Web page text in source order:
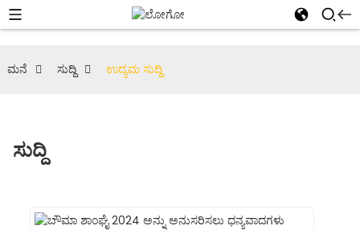
ಮನೆ ಸುದ್ದಿ ಉದ್ಯಮ ಸುದ್ದಿ
ಸುದ್ದಿ